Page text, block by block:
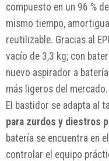
compuesto en un 96 %
mismo tiempo,
reutilizable. Gracias al
vacío de 3,3 kg; con
nuevo aspirador a
más ligeros del mercado.
El bastidor se adapta al
para zurdos y diestros
batería se encuentra en
controlar el equipo